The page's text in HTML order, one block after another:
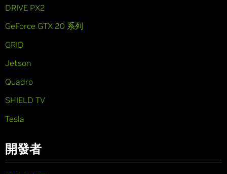
DRIVE PX2
GeForce GTX 20 系列
GRID
Jetson
Quadro
SHIELD TV
Tesla
開發者